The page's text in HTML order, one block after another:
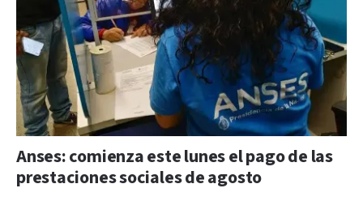
Anses: comienza este lunes el pago de las
prestaciones sociales de agosto